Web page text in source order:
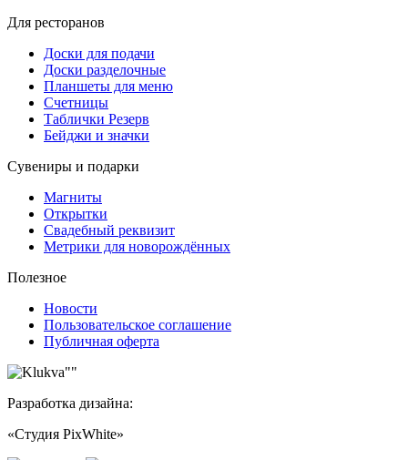
Для ресторанов
Доски для подачи
Доски разделочные
Планшеты для меню
Счетницы
Таблички Резерв
Бейджи и значки
Сувениры и подарки
Магниты
Открытки
Свадебный реквизит
Метрики для новорождённых
Полезное
Новости
Пользовательское соглашение
Публичная оферта
Разработка дизайна:
«Студия PixWhite»